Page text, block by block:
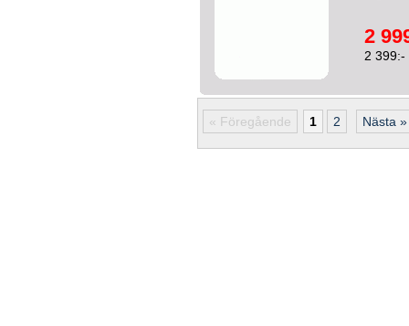
2
2 399:-
« Föregående 1 2 Nästa »